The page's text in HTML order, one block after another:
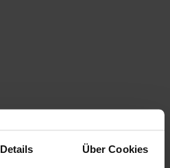
Details Über Cookies